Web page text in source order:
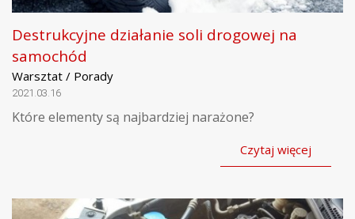
Destrukcyjne działanie soli drogowej na
samochód
Warsztat / Porady
2021.03.16
Które elementy są najbardziej narażone?
Czytaj więcej